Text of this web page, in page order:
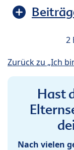
2
Zurück zu „Ich
Hast
Nach vielen